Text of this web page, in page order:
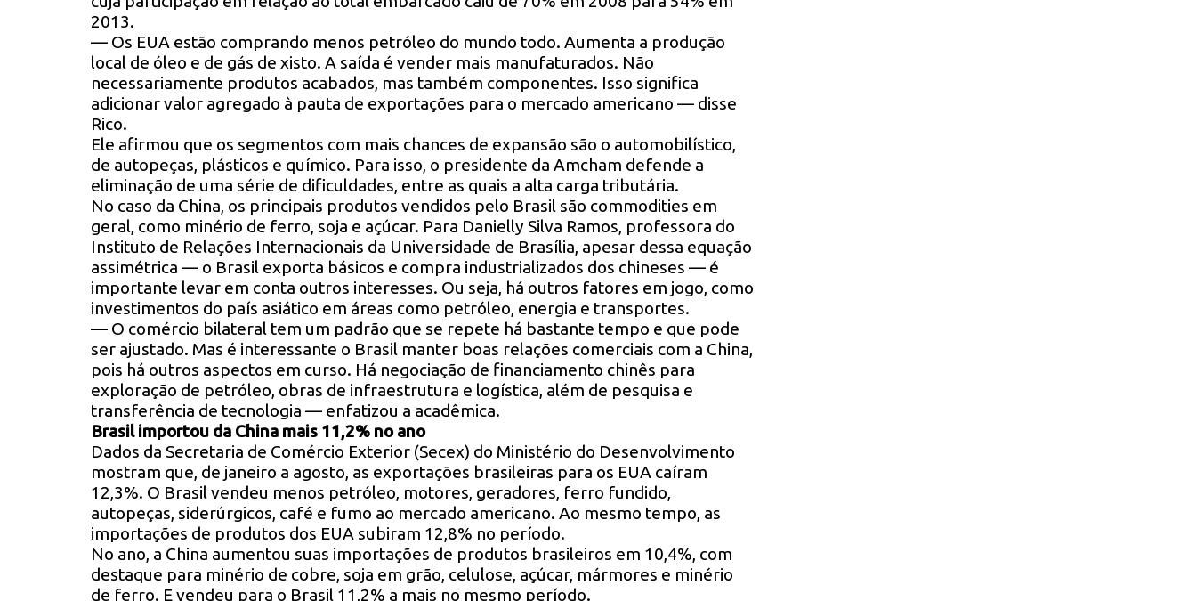
2013.
— Os EUA estão comprando menos petróleo do mundo todo. Aumenta a produção
local de óleo e de gás de xisto. A saída é vender mais manufaturados. Não
necessariamente produtos acabados, mas também componentes. Isso significa
adicionar valor agregado à pauta de exportações para o mercado americano — disse
Rico.
Ele afirmou que os segmentos com mais chances de expansão são o automobilístico,
de autopeças, plásticos e químico. Para isso, o presidente da Amcham defende a
eliminação de uma série de dificuldades, entre as quais a alta carga tributária.
No caso da China, os principais produtos vendidos pelo Brasil são commodities em
geral, como minério de ferro, soja e açúcar. Para Danielly Silva Ramos, professora do
Instituto de Relações Internacionais da Universidade de Brasília, apesar dessa equação
assimétrica — o Brasil exporta básicos e compra industrializados dos chineses — é
importante levar em conta outros interesses. Ou seja, há outros fatores em jogo, como
investimentos do país asiático em áreas como petróleo, energia e transportes.
— O comércio bilateral tem um padrão que se repete há bastante tempo e que pode
ser ajustado. Mas é interessante o Brasil manter boas relações comerciais com a China,
pois há outros aspectos em curso. Há negociação de financiamento chinês para
exploração de petróleo, obras de infraestrutura e logística, além de pesquisa e
transferência de tecnologia — enfatizou a acadêmica.
Brasil importou da China mais 11,2% no ano
Dados da Secretaria de Comércio Exterior (Secex) do Ministério do Desenvolvimento
mostram que, de janeiro a agosto, as exportações brasileiras para os EUA caíram
12,3%. O Brasil vendeu menos petróleo, motores, geradores, ferro fundido,
autopeças, siderúrgicos, café e fumo ao mercado americano. Ao mesmo tempo, as
importações de produtos dos EUA subiram 12,8% no período.
No ano, a China aumentou suas importações de produtos brasileiros em 10,4%, com
destaque para minério de cobre, soja em grão, celulose, açúcar, mármores e minério
de ferro. E vendeu para o Brasil 11,2% a mais no mesmo período.